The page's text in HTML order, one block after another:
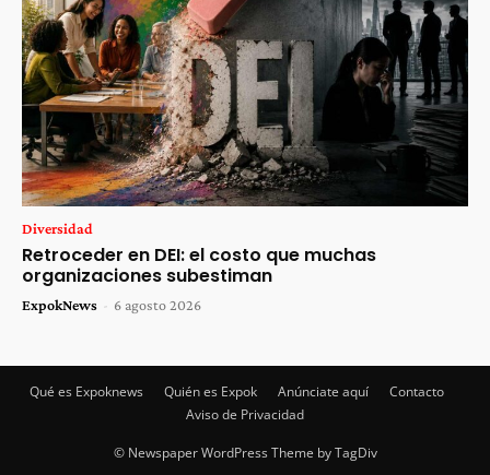
Diversidad
Retroceder en DEI: el costo que muchas
organizaciones subestiman
ExpokNews - 6 agosto 2026
Qué es Expoknews Quién es Expok Anúnciate aquí
Contacto
Aviso de Privacidad
© Newspaper WordPress Theme by TagDiv